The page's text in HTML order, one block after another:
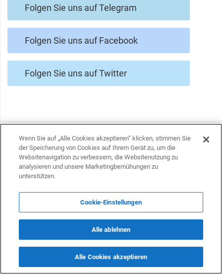
Folgen Sie uns auf Telegram
Folgen Sie uns auf Facebook
Folgen Sie uns auf Twitter
Deutsche Unternehmen können den
Übergang Aserbaidschans zu sauberer
Energie unterstützen
Es fand ein
Wenn Sie auf „Alle Cookies akzeptieren“ klicken, stimmen Sie
der Speicherung von Cookies auf Ihrem Gerät zu, um die
Websitenavigation zu verbessern, die Websitenutzung zu
analysieren und unsere Marketingbemühungen zu
unterstützen.
Cookie-Einstellungen
Alle ablehnen
Alle Cookies akzeptieren